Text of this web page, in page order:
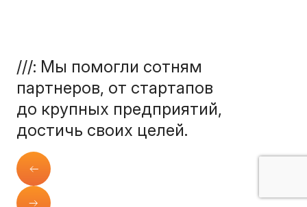
///: Мы помогли сотням
партнеров, от стартапов
до крупных предприятий,
достичь своих целей.